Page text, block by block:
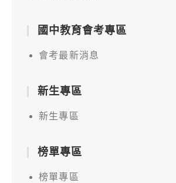
國中教育會考專區
會考最新消息
新生專區
新生專區
榜單專區
榜單專區